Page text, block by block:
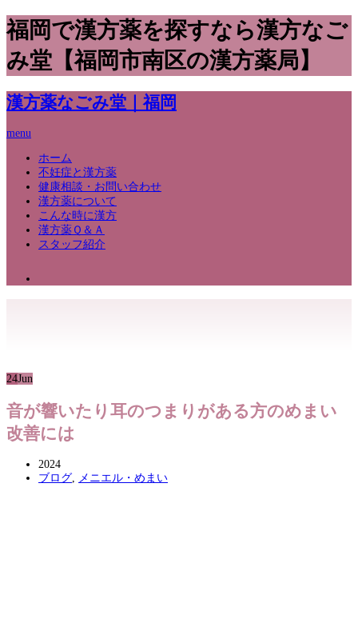
福岡で漢方薬を探すなら漢方なご
み堂【福岡市南区の漢方薬局】
漢方薬なごみ堂｜福岡
menu
ホーム
不妊症と漢方薬
健康相談・お問い合わせ
漢方薬について
こんな時に漢方
漢方薬Ｑ＆Ａ
スタッフ紹介
24Jun
音が響いたり耳のつまりがある方のめまい
改善には
2024
ブログ, メニエル・めまい